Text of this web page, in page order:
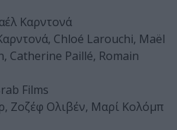
Καρντονά
Chloé Larouchi, Maël
Catherine Paillé, Romain
Films
Ζοζέφ Ολιβέν, Μαρί Κολόμπ